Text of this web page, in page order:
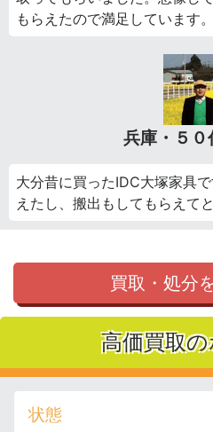
もらえたので満足しています。
兵庫・５０
大分昔に買ったIDC大塚家具
えたし、搬出もしてもらえて
買取・処分
高価買取
状態